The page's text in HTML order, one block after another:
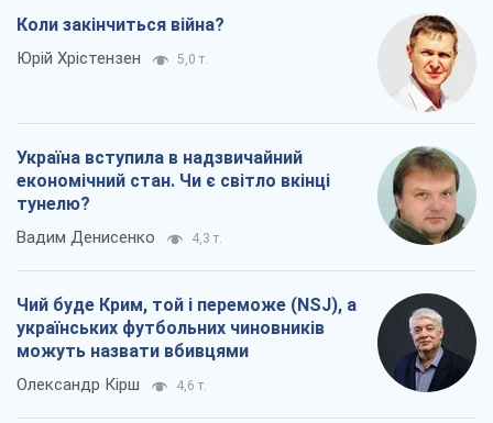
Коли закінчиться війна?
Юрій Хрістензен 5,0 т.
Україна вступила в надзвичайний
економічний стан. Чи є світло вкінці
тунелю?
Вадим Денисенко 4,3 т.
Чий буде Крим, той і переможе (NSJ), а
українських футбольних чиновників
можуть назвати вбивцями
Олександр Кірш 4,6 т.